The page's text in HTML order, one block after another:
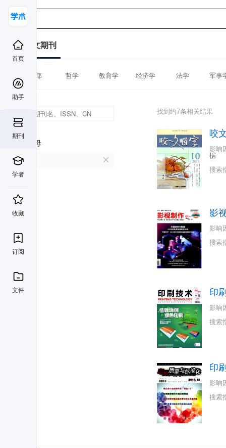
首页
助手
期刊
学者
收藏
订阅
文件
中文期刊
全部 哲学 教育学 经济学 法学 军事
首字母
Y
找到约7条相关结果
咬
影响
据
搜索
影
影响
搜索
印
影响
搜索
印
影响
搜索